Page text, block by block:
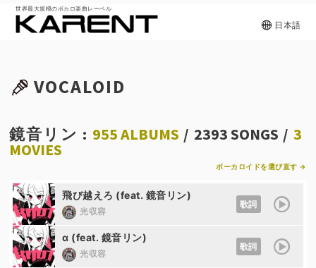
世界最大規模のボカロ楽曲レーベル
日本語
VOCALOID
鏡音リン : 955 ALBUMS / 2393 SONGS /3
MOVIES
ボーカロイドを選び直す →
飛び越えろ (feat. 鏡音リン)
光収容
歌詞
α (feat. 鏡音リン)
光収容
歌詞